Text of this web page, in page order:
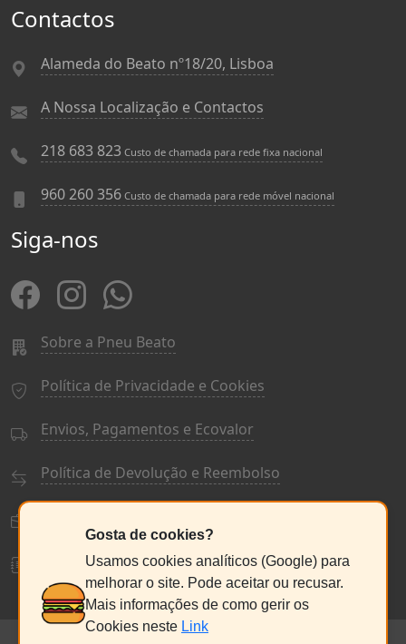
Contactos
Alameda do Beato nº18/20, Lisboa
A Nossa Localização e Contactos
218 683 823 Custo de chamada para rede fixa nacional
960 260 356 Custo de chamada para rede móvel nacional
Siga-nos
Sobre a Pneu Beato
Política de Privacidade e Cookies
Envios, Pagamentos e Ecovalor
Política de Devolução e Reembolso
Livro de Reclamações
Gosta de cookies?
Usamos cookies analíticos (Google) para
melhorar o site. Pode aceitar ou recusar.
Mais informações de como gerir os
Cookies neste Link